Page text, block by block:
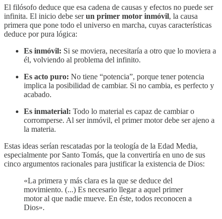
El filósofo deduce que esa cadena de causas y efectos no puede ser
infinita. El inicio debe serun primer motor inmóvil, la causa
primera que pone todo el universo en marcha, cuyas características
deduce por pura lógica:
Es inmóvil: Si se moviera, necesitaría a otro que lo moviera a
él, volviendo al problema del infinito.
Es acto puro: No tiene “potencia”, porque tener potencia
implica la posibilidad de cambiar. Si no cambia, es perfecto y
acabado.
Es inmaterial: Todo lo material es capaz de cambiar o
corromperse. Al ser inmóvil, el primer motor debe ser ajeno a
la materia.
Estas ideas serían rescatadas por la teología de la Edad Media,
especialmente por Santo Tomás, que la convertiría en uno de sus
cinco argumentos racionales para justificar la existencia de Dios:
«La primera y más clara es la que se deduce del
movimiento. (...) Es necesario llegar a aquel primer
motor al que nadie mueve. En éste, todos reconocen a
Dios».